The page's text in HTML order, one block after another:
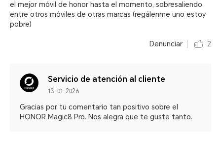
el mejor móvil de honor hasta el momento, sobresaliendo
entre otros móviles de otras marcas (regálenme uno estoy
pobre)
Denunciar 2
Servicio de atención al cliente
13-01-2026
Gracias por tu comentario tan positivo sobre el
HONOR Magic8 Pro. Nos alegra que te guste tanto.